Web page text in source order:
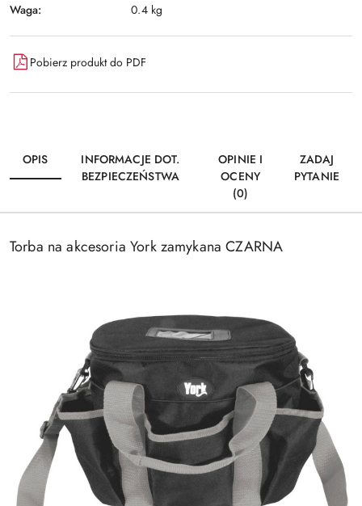
Waga: 0.4 kg
Pobierz produkt do PDF
OPIS
INFORMACJE DOT.
BEZPIECZEŃSTWA
OPINIE I
OCENY
(0)
ZADAJ
PYTANIE
Torba na akcesoria York zamykana CZARNA